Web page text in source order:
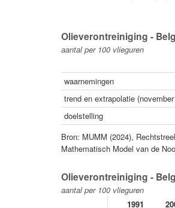
Olieverontreiniging -
aantal per 100 vlieguren
waarnemingen
trend en extrapolatie
doelstelling
Bron: MUMM (2024),
Mathematisch Model van de
Olieverontreiniging -
aantal per 100 vlieguren
1991